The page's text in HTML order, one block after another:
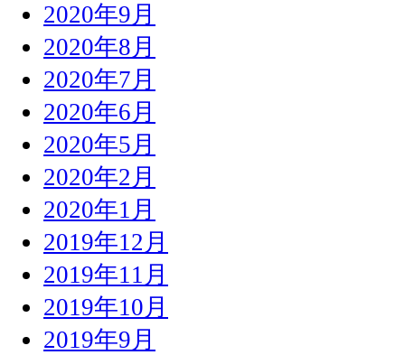
2020年9月
2020年8月
2020年7月
2020年6月
2020年5月
2020年2月
2020年1月
2019年12月
2019年11月
2019年10月
2019年9月